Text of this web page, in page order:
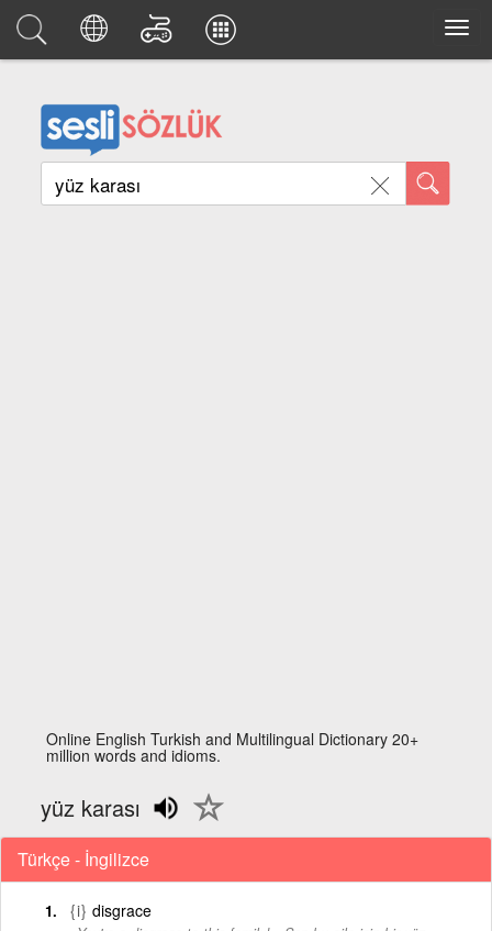
Online English Turkish and Multilingual Dictionary 20+
million words and idioms.
yüz karası
Türkçe - İngilizce
{i} disgrace